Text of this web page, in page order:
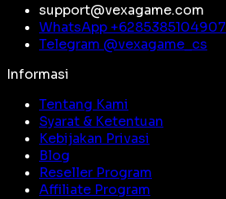
support@vexagame.com
WhatsApp +6285385104907
Telegram @vexagame_cs
Informasi
Tentang Kami
Syarat & Ketentuan
Kebijakan Privasi
Blog
Reseller Program
Affiliate Program